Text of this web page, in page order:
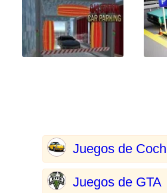
Juegos de
Juegos de GTA